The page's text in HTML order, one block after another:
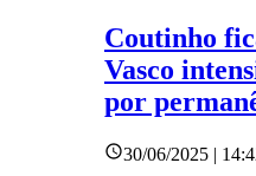
Coutinho
Vasco
por
30/06/2025 |